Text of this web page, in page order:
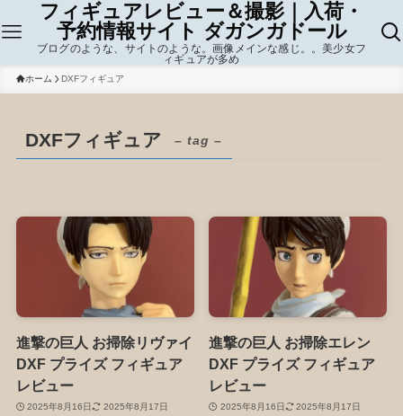
フィギュアレビュー＆撮影｜入荷・
予約情報サイト ダガンガドール
ブログのような、サイトのような。画像メインな感じ。。美少女フ
ィギュアが多め
ホーム DXFフィギュア
DXFフィギュア – tag –
進撃の巨人 お掃除リヴァイ
DXF プライズ フィギュア
レビュー
2025年8月16日
2025年8月17日
進撃の巨人 お掃除エレン
DXF プライズ フィギュア
レビュー
2025年8月16日
2025年8月17日